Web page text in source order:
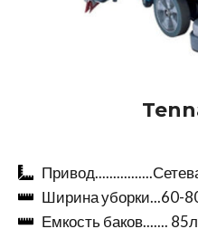
Ширина уборки...60-
Емкость баков....... 85л